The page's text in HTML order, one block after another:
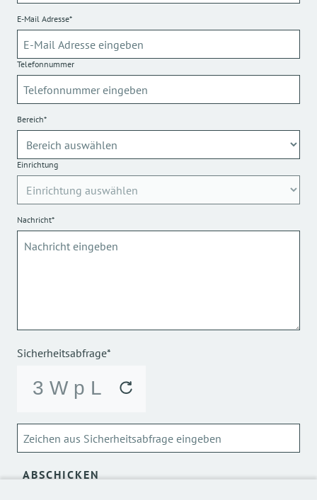
E-Mail Adresse*
Telefonnummer
Bereich*
Einrichtung
Nachricht*
Sicherheitsabfrage*
ABSCHICKEN